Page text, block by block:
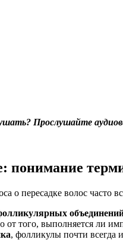
Прослушайте
понимание
о пересадке волос часто
от того, выполняется ли
, фолликулы почти всегда